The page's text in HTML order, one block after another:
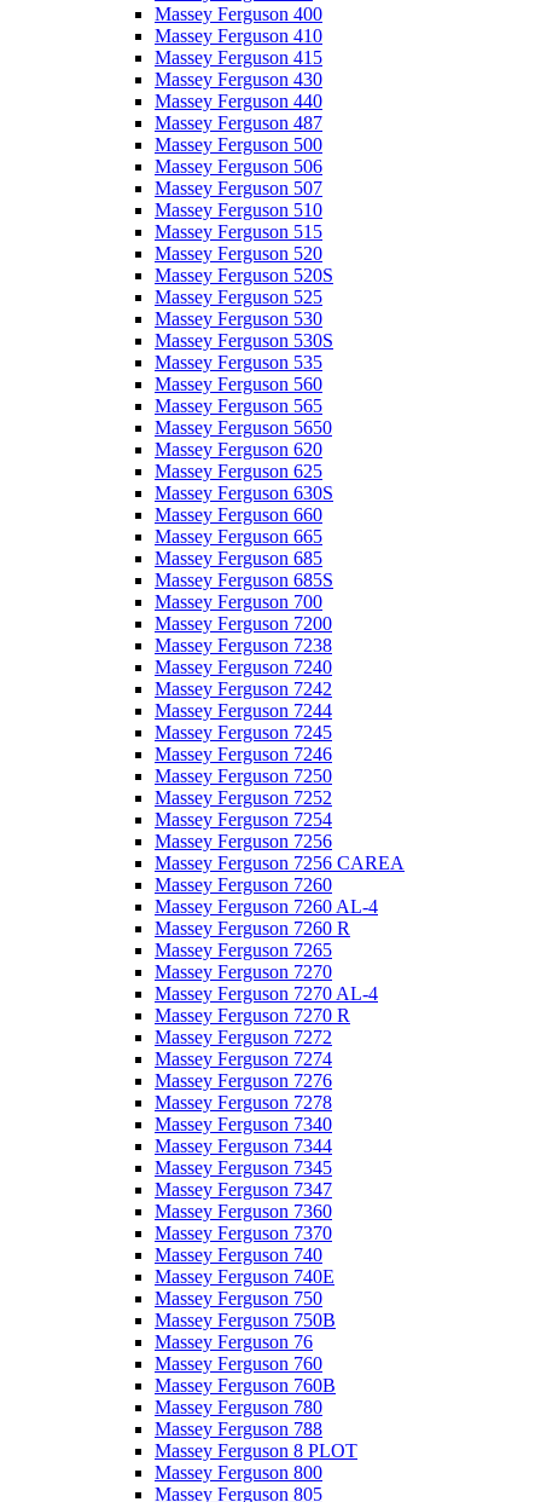
Massey Ferguson 400
Massey Ferguson 410
Massey Ferguson 415
Massey Ferguson 430
Massey Ferguson 440
Massey Ferguson 487
Massey Ferguson 500
Massey Ferguson 506
Massey Ferguson 507
Massey Ferguson 510
Massey Ferguson 515
Massey Ferguson 520
Massey Ferguson 520S
Massey Ferguson 525
Massey Ferguson 530
Massey Ferguson 530S
Massey Ferguson 535
Massey Ferguson 560
Massey Ferguson 565
Massey Ferguson 5650
Massey Ferguson 620
Massey Ferguson 625
Massey Ferguson 630S
Massey Ferguson 660
Massey Ferguson 665
Massey Ferguson 685
Massey Ferguson 685S
Massey Ferguson 700
Massey Ferguson 7200
Massey Ferguson 7238
Massey Ferguson 7240
Massey Ferguson 7242
Massey Ferguson 7244
Massey Ferguson 7245
Massey Ferguson 7246
Massey Ferguson 7250
Massey Ferguson 7252
Massey Ferguson 7254
Massey Ferguson 7256
Massey Ferguson 7256 CAREA
Massey Ferguson 7260
Massey Ferguson 7260 AL-4
Massey Ferguson 7260 R
Massey Ferguson 7265
Massey Ferguson 7270
Massey Ferguson 7270 AL-4
Massey Ferguson 7270 R
Massey Ferguson 7272
Massey Ferguson 7274
Massey Ferguson 7276
Massey Ferguson 7278
Massey Ferguson 7340
Massey Ferguson 7344
Massey Ferguson 7345
Massey Ferguson 7347
Massey Ferguson 7360
Massey Ferguson 7370
Massey Ferguson 740
Massey Ferguson 740E
Massey Ferguson 750
Massey Ferguson 750B
Massey Ferguson 76
Massey Ferguson 760
Massey Ferguson 760B
Massey Ferguson 780
Massey Ferguson 788
Massey Ferguson 8 PLOT
Massey Ferguson 800
Massey Ferguson 805